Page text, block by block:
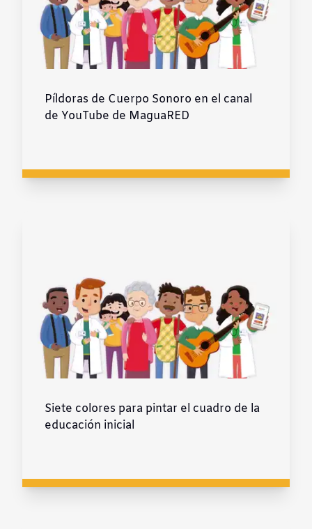
Píldoras de Cuerpo Sonoro en el canal
de YouTube de MaguaRED
Siete colores para pintar el cuadro de la
educación inicial